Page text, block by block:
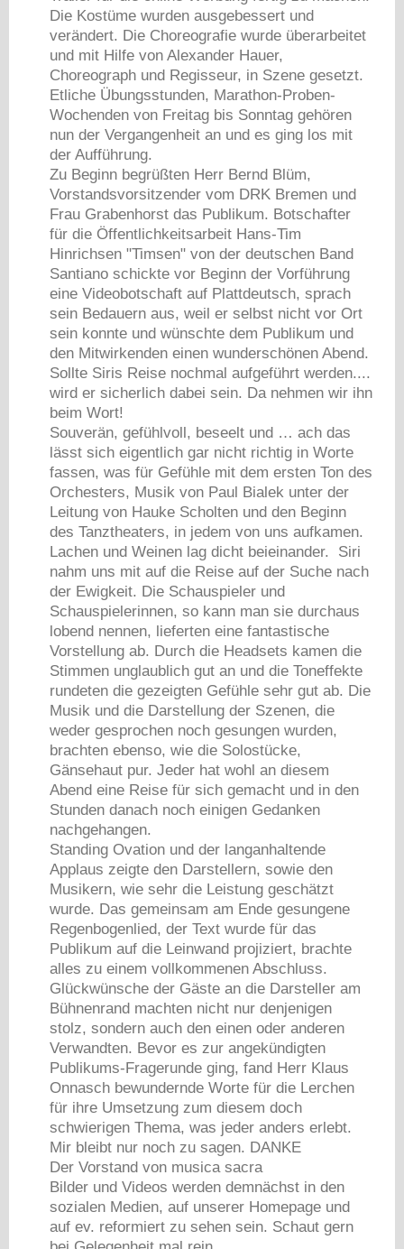
Die Kostüme wurden ausgebessert und
verändert. Die Choreografie wurde überarbeitet
und mit Hilfe von Alexander Hauer,
Choreograph und Regisseur, in Szene gesetzt.
Etliche Übungsstunden, Marathon-Proben-
Wochenden von Freitag bis Sonntag gehören
nun der Vergangenheit an und es ging los mit
der Aufführung.
Zu Beginn begrüßten Herr Bernd Blüm,
Vorstandsvorsitzender vom DRK Bremen und
Frau Grabenhorst das Publikum. Botschafter
für die Öffentlichkeitsarbeit Hans-Tim
Hinrichsen "Timsen" von der deutschen Band
Santiano schickte vor Beginn der Vorführung
eine Videobotschaft auf Plattdeutsch, sprach
sein Bedauern aus, weil er selbst nicht vor Ort
sein konnte und wünschte dem Publikum und
den Mitwirkenden einen wunderschönen Abend.
Sollte Siris Reise nochmal aufgeführt werden....
wird er sicherlich dabei sein. Da nehmen wir ihn
beim Wort!
Souverän, gefühlvoll, beseelt und … ach das
lässt sich eigentlich gar nicht richtig in Worte
fassen, was für Gefühle mit dem ersten Ton des
Orchesters, Musik von Paul Bialek unter der
Leitung von Hauke Scholten und den Beginn
des Tanztheaters, in jedem von uns aufkamen.
Lachen und Weinen lag dicht beieinander. Siri
nahm uns mit auf die Reise auf der Suche nach
der Ewigkeit. Die Schauspieler und
Schauspielerinnen, so kann man sie durchaus
lobend nennen, lieferten eine fantastische
Vorstellung ab. Durch die Headsets kamen die
Stimmen unglaublich gut an und die Toneffekte
rundeten die gezeigten Gefühle sehr gut ab. Die
Musik und die Darstellung der Szenen, die
weder gesprochen noch gesungen wurden,
brachten ebenso, wie die Solostücke,
Gänsehaut pur. Jeder hat wohl an diesem
Abend eine Reise für sich gemacht und in den
Stunden danach noch einigen Gedanken
nachgehangen.
Standing Ovation und der langanhaltende
Applaus zeigte den Darstellern, sowie den
Musikern, wie sehr die Leistung geschätzt
wurde. Das gemeinsam am Ende gesungene
Regenbogenlied, der Text wurde für das
Publikum auf die Leinwand projiziert, brachte
alles zu einem vollkommenen Abschluss.
Glückwünsche der Gäste an die Darsteller am
Bühnenrand machten nicht nur denjenigen
stolz, sondern auch den einen oder anderen
Verwandten. Bevor es zur angekündigten
Publikums-Fragerunde ging, fand Herr Klaus
Onnasch bewundernde Worte für die Lerchen
für ihre Umsetzung zum diesem doch
schwierigen Thema, was jeder anders erlebt.
Mir bleibt nur noch zu sagen. DANKE
Der Vorstand von musica sacra
Bilder und Videos werden demnächst in den
sozialen Medien, auf unserer Homepage und
auf ev. reformiert zu sehen sein. Schaut gern